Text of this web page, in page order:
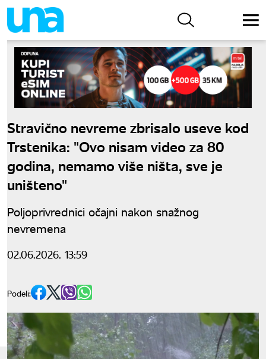
Stravično nevreme zbrisalo useve kod
Trstenika: "Ovo nisam video za 80
godina, nemamo više ništa, sve je
uništeno"
Poljoprivrednici očajni nakon snažnog
nevremena
02.06.2026. 13:59
Podeli: